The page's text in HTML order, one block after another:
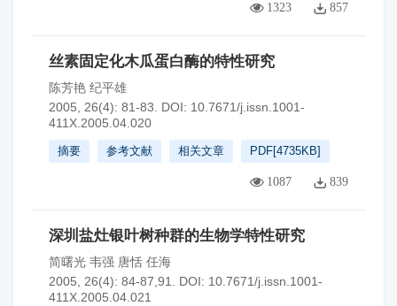
1323 857
丝素固定化木瓜蛋白酶的特性研究
陈芳艳 纪平雄
2005, 26(4): 81-83.
DOI: 10.7671/j.issn.1001-
411X.2005.04.020
摘要 参考文献 相关文章 PDF[4735KB]
1087 839
深圳盐灶银叶树种群的生物学特性研究
简曙光 韦强 唐恬 任海
2005, 26(4): 84-87,91.
DOI: 10.7671/j.issn.1001-
411X.2005.04.021